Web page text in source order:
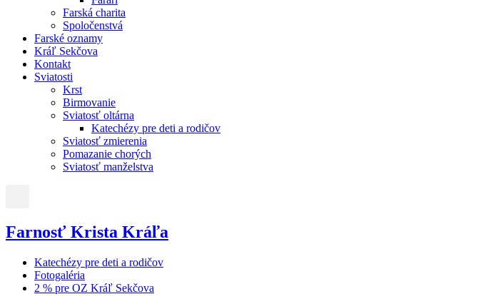
Farská charita
Spoločenstvá
Farské oznamy
Kráľ Sekčova
Kontakt
Sviatosti
Krst
Birmovanie
Sviatosť oltárna
Katechézy pre deti a rodičov
Sviatosť zmierenia
Pomazanie chorých
Sviatosť manželstva
Farnosť Krista Kráľa
Katechézy pre deti a rodičov
Fotogaléria
2 % pre OZ Kráľ Sekčova